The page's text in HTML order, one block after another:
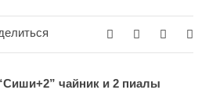
чайник и 2 пиалы